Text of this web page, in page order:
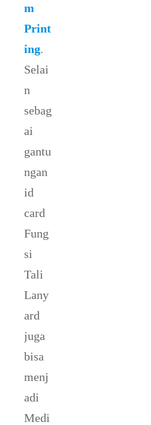
m
Print
ing.
Selai
n
sebag
ai
gantu
ngan
id
card
Fung
si
Tali
Lany
ard
juga
bisa
menj
adi
Medi